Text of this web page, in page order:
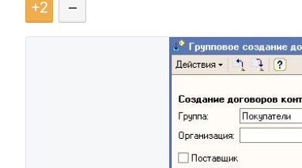
+2 –